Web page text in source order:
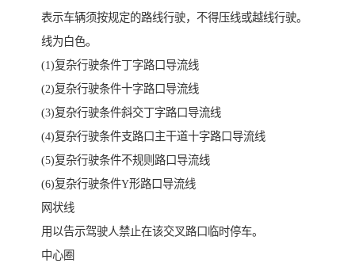
表示车辆须按规定的路线行驶，不得压线或越线行驶。
线为白色。
(1)复杂行驶条件丁字路口导流线
(2)复杂行驶条件十字路口导流线
(3)复杂行驶条件斜交丁字路口导流线
(4)复杂行驶条件支路口主干道十字路口导流线
(5)复杂行驶条件不规则路口导流线
(6)复杂行驶条件Y形路口导流线
网状线
用以告示驾驶人禁止在该交叉路口临时停车。
中心圈